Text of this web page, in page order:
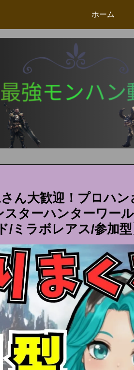
ホーム
ん大歓迎！プロハン
ターハンターワー
ミラボレアス/参加型